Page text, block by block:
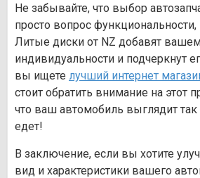
Не забывайте, что выбор
просто вопрос функциональности,
Литые диски от NZ добавят
индивидуальности и подчеркнут
вы ищете лучший интернет
стоит обратить внимание на этот
что ваш автомобиль выглядит
едет!
В заключение, если вы хотите
вид и характеристики вашего